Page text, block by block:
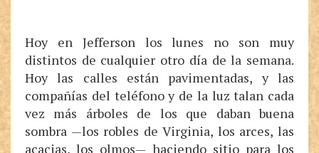
Hoy en Jefferson los lunes no son muy
distintos de cualquier otro día de la semana.
Hoy las calles están pavimentadas, y las
compañías del teléfono y de la luz talan cada
vez más árboles de los que daban buena
sombra —los robles de Virginia, los arces, las
acacias, los olmos— haciendo sitio para los